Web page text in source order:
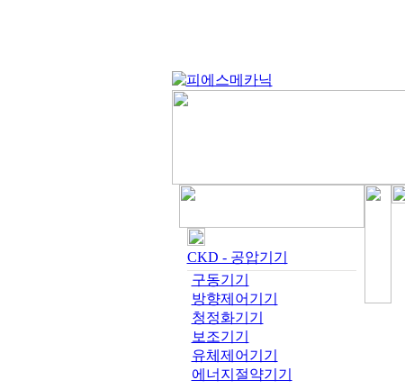
CKD - 공압기기
구동기기
방향제어기기
청정화기기
보조기기
유체제어기기
에너지절약기기